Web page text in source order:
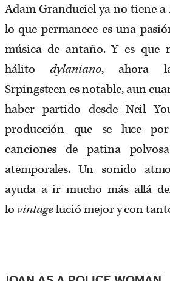
Adam Granduciel ya no tiene
lo que permanece es una
música de antaño. Y es que
hálitodylaniano, ahora
Srpingsteen es notable, aun
haber partido desde Neil
producción que se luce
canciones de patina
atemporales. Un sonido
ayuda a ir mucho más allá
lo vintagelució mejor y con